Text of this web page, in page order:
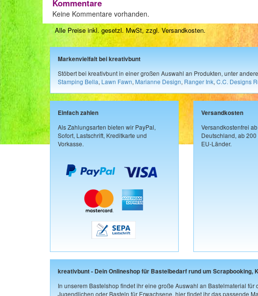
Kommentare
Keine Kommentare vorhanden.
Alle Preise inkl. gesetzl. MwSt, zzgl.Versandkosten.
Markenvielfalt bei kreativbunt
Stöbert bei kreativbunt in einer großen Auswahl an Produkten, unter
Stamping Bella, Lawn Fawn, Marianne Design, Ranger Ink, C.C. Designs
Einfach zahlen
Als Zahlungsarten bieten wir PayPal,
Sofort, Lastschrift, Kreditkarte und
Vorkasse.
Versandkosten
Versandkostenfrei
Deutschland, ab
EU-Länder.
kreativbunt - Dein Onlineshop für Bastelbedarf rund um Scrapbooking,
In unserem Bastelshop findet ihr eine große Auswahl an Bastelmaterial
Jugendlichen oder Basteln für Erwachsene, hier findet ihr das passende